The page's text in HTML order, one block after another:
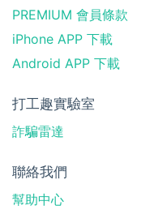
PREMIUM 會員條款
iPhone APP 下載
Android APP 下載
打工趣實驗室
詐騙雷達
聯絡我們
幫助中心